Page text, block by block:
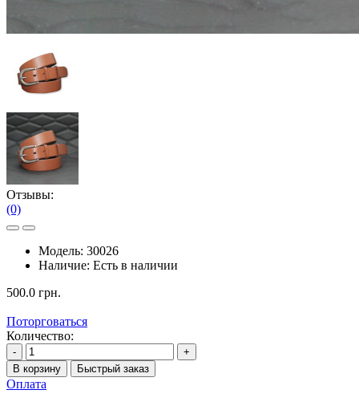
Отзывы:
(0)
Модель: 30026
Наличие: Есть в наличии
500.0 грн.
Поторговаться
Количество:
-
+
В корзину
Быстрый заказ
Оплата